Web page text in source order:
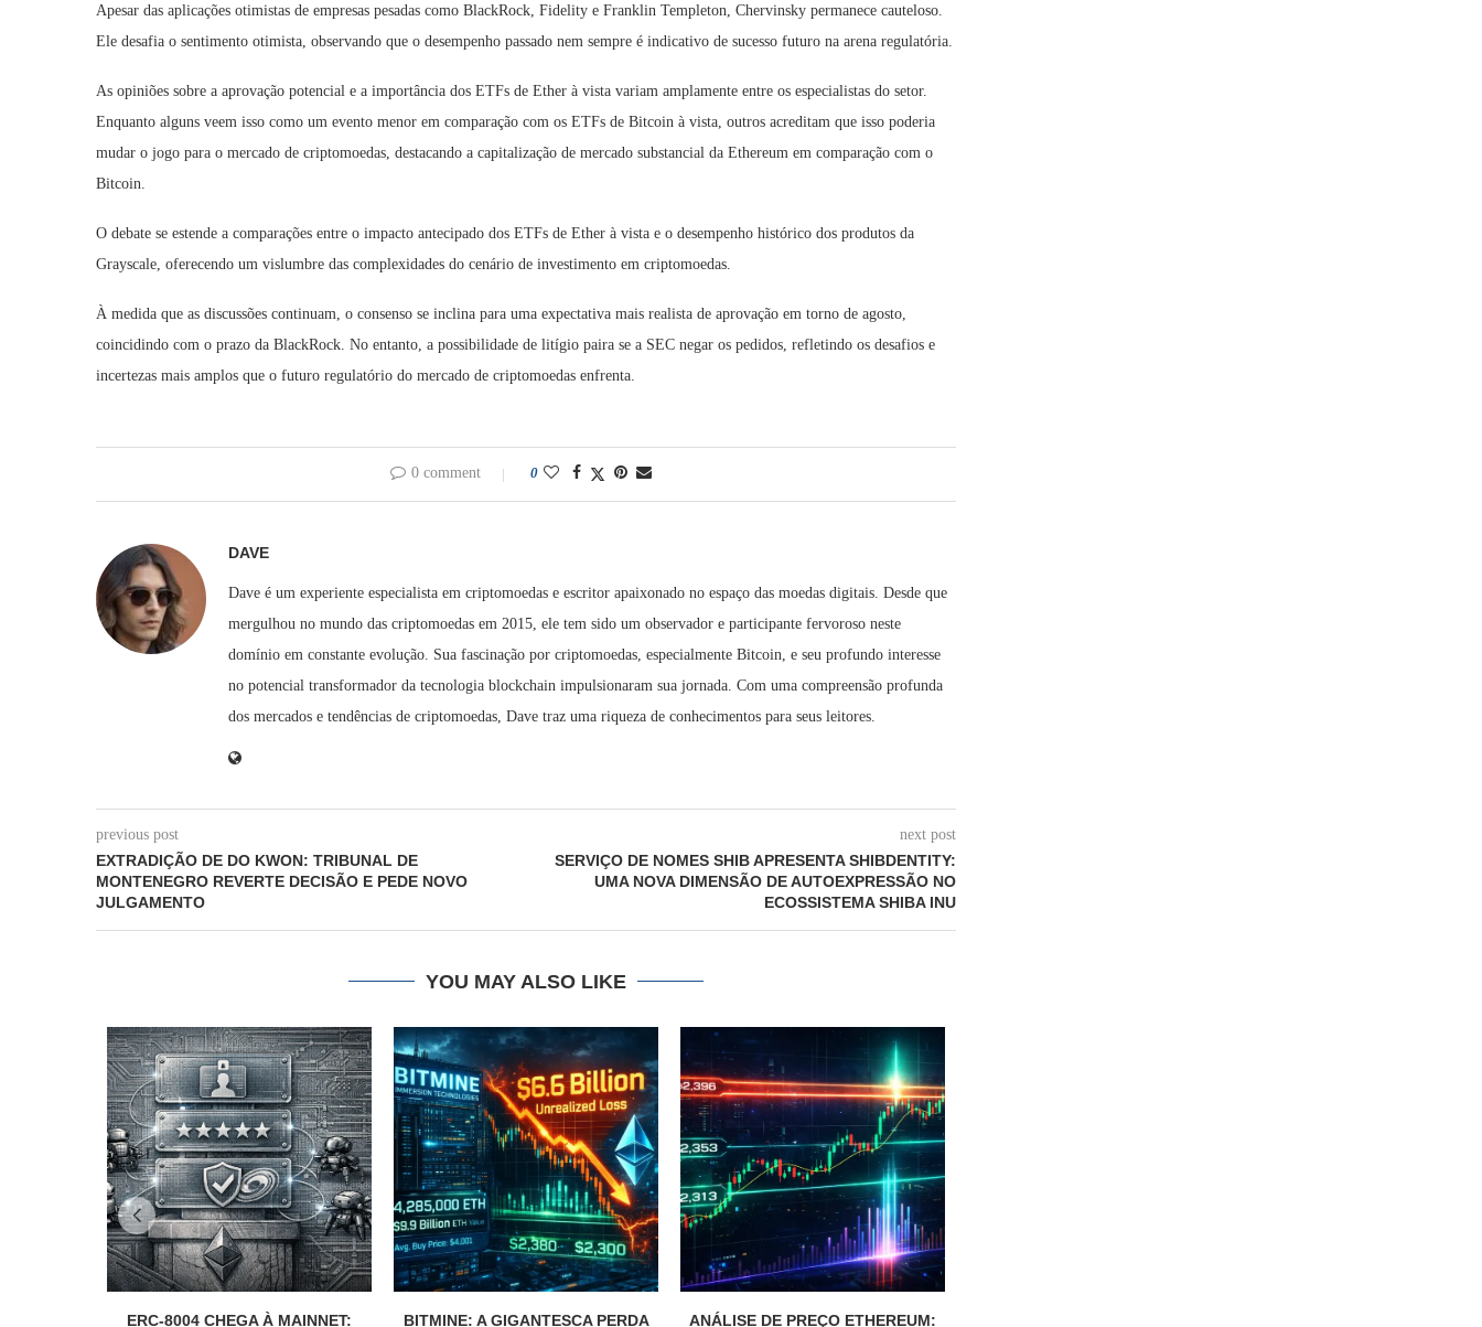
Apesar das aplicações otimistas de empresas pesadas como BlackRock, Fidelity e Franklin Templeton, Chervinsky permanece cauteloso.
Ele desafia o sentimento otimista, observando que o desempenho passado nem sempre é indicativo de sucesso futuro na arena regulatória.
As opiniões sobre a aprovação potencial e a importância dos ETFs de Ether à vista variam amplamente entre os especialistas do setor.
Enquanto alguns veem isso como um evento menor em comparação com os ETFs de Bitcoin à vista, outros acreditam que isso poderia
mudar o jogo para o mercado de criptomoedas, destacando a capitalização de mercado substancial da Ethereum em comparação com o
Bitcoin.
O debate se estende a comparações entre o impacto antecipado dos ETFs de Ether à vista e o desempenho histórico dos produtos da
Grayscale, oferecendo um vislumbre das complexidades do cenário de investimento em criptomoedas.
À medida que as discussões continuam, o consenso se inclina para uma expectativa mais realista de aprovação em torno de agosto,
coincidindo com o prazo da BlackRock. No entanto, a possibilidade de litígio paira se a SEC negar os pedidos, refletindo os desafios e
incertezas mais amplos que o futuro regulatório do mercado de criptomoedas enfrenta.
0 comment 0
DAVE
Dave é um experiente especialista em criptomoedas e escritor apaixonado no espaço das moedas digitais. Desde que
mergulhou no mundo das criptomoedas em 2015, ele tem sido um observador e participante fervoroso neste
domínio em constante evolução. Sua fascinação por criptomoedas, especialmente Bitcoin, e seu profundo interesse
no potencial transformador da tecnologia blockchain impulsionaram sua jornada. Com uma compreensão profunda
dos mercados e tendências de criptomoedas, Dave traz uma riqueza de conhecimentos para seus leitores.
previous post
EXTRADIÇÃO DE DO KWON: TRIBUNAL DE
MONTENEGRO REVERTE DECISÃO E PEDE NOVO
JULGAMENTO
next post
SERVIÇO DE NOMES SHIB APRESENTA SHIBDENTITY:
UMA NOVA DIMENSÃO DE AUTOEXPRESSÃO NO
ECOSSISTEMA SHIBA INU
YOU MAY ALSO LIKE
ERC-8004 CHEGA À MAINNET: BITMINE: A GIGANTESCA PERDA ANÁLISE DE PREÇO ETHEREUM: